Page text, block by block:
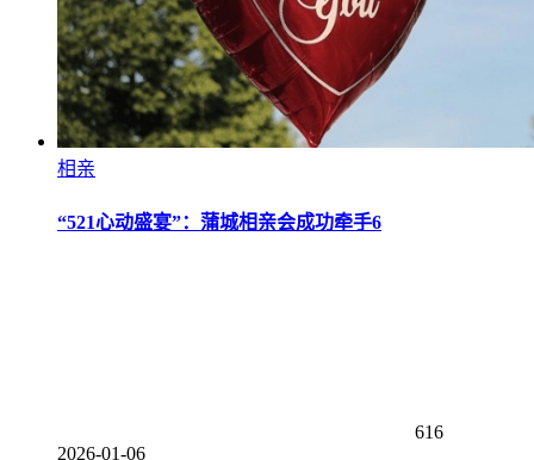
相亲
“521心动盛宴”：蒲城相亲会成功牵手6
616
2026-01-06